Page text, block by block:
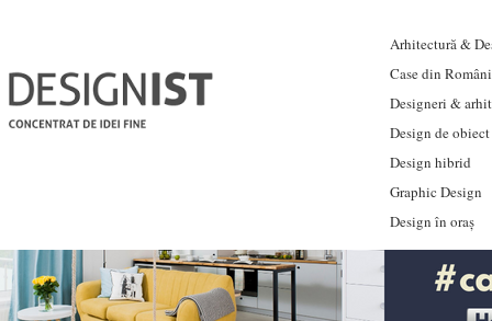
Arhitectură &
Case din
Designeri &
Design de obiect
Design hibrid
Graphic Design
Design în oraș